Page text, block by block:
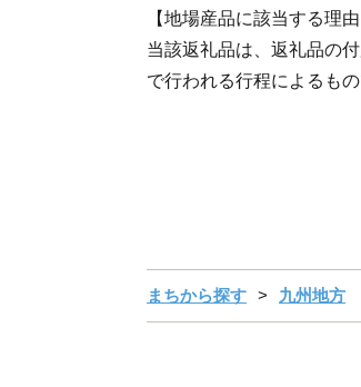
【地場産品に該当する理由
当該返礼品は、返礼品の
で行われる行程によるも
まちから探す 九州地方